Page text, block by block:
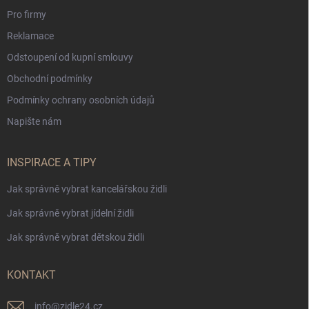
Pro firmy
Reklamace
Odstoupení od kupní smlouvy
Obchodní podmínky
Podmínky ochrany osobních údajů
Napište nám
INSPIRACE A TIPY
Jak správně vybrat kancelářskou židli
Jak správně vybrat jídelní židli
Jak správně vybrat dětskou židli
KONTAKT
info@zidle24.cz